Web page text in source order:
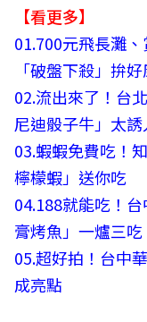
【看更多】
01.700元飛長灘
「破盤下殺」拚
02.流出來了！台
尼迪骰子牛」太誘
03.蝦蝦免費吃！
檸檬蝦」送你吃
04.188就能吃！
膏烤魚」一爐三吃
05.超好拍！台中
成亮點